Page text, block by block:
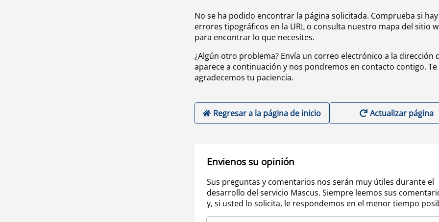
No se ha podido encontrar la página solicitada. Comprueba si hay
errores tipográficos en la URL o consulta nuestro mapa del sitio
para encontrar lo que necesites.
¿Algún otro problema? Envía un correo electrónico a la dirección
aparece a continuación y nos pondremos en contacto contigo. Te
agradecemos tu paciencia.
Regresar a la página de inicio Actualizar página
Envienos su opinión
Sus preguntas y comentarios nos serán muy útiles durante el
desarrollo del servicio Mascus. Siempre leemos sus
y, si usted lo solicita, le respondemos en el menor tiempo